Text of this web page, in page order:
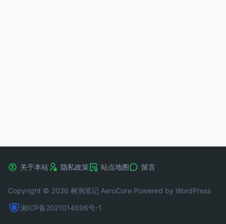
关于本站 隐私政策 站点地图 留言
Copyright © 2026 树洞笔记 AeroCore Powered by WordPress
湘ICP备2021014696号-1